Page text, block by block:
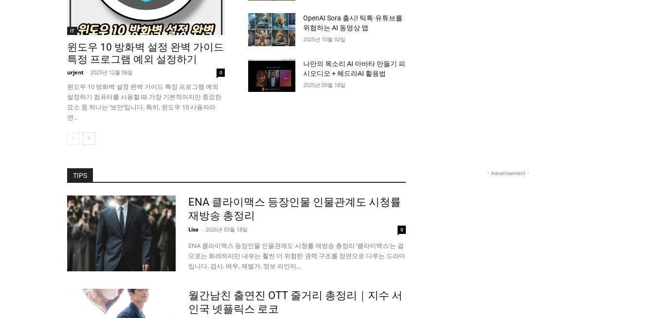
IT
윈도우 10 방화벽 설정 완벽 가이드
특정 프로그램 예외 설정하기
urjent - 2025년 12월 06일 0
윈도우 10 방화벽 설정 완벽 가이드 특정 프로그램 예외
설정하기 컴퓨터를 사용할 때 가장 기본적이지만 중요한
요소 중 하나는 ‘보안’입니다. 특히, 윈도우 10 사용자라
면...
OpenAI Sora 출시! 틱톡·유튜브를
위협하는 AI 동영상 앱
2025년 10월 02일
나만의 목소리 AI 아바타 만들기 피
시오디오 + 헤드라AI 활용법
2025년 09월 18일
TIPS
ENA 클라이맥스 등장인물 인물관계도 시청률
재방송 총정리
Lisa - 2026년 03월 18일 0
ENA 클라이맥스 등장인물 인물관계도 시청률 재방송 총정리 ‘클라이맥스’는 겉
으로는 화려하지만 내부는 훨씬 더 위험한 권력 구조를 정면으로 다루는 드라마
입니다. 검사, 배우, 재벌가, 정보 라인이...
월간남친 출연진 OTT 줄거리 총정리｜지수 서
인국 넷플릭스 로코
- Advertisement -